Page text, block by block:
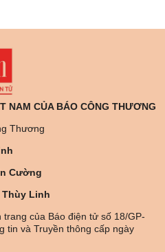
NAM CỦA BÁO CÔNG THƯƠNG
Thương
Cường
Thùy Linh
của Báo điện tử số 18/GP-
tin và Truyền thông cấp ngày